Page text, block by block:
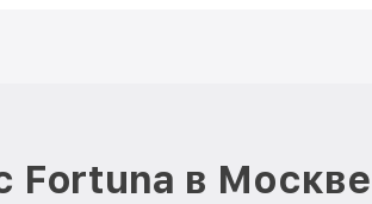
Fortuna в